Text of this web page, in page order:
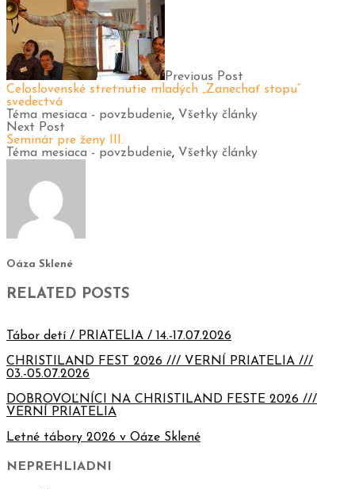
Previous Post
Celoslovenské stretnutie mladých „Zanechať stopu“
svedectvá
Téma mesiaca - povzbudenie, Všetky články
Next Post
Seminár pre ženy III.
Téma mesiaca - povzbudenie, Všetky články
Oáza Sklené
RELATED POSTS
Tábor detí / PRIATELIA / 14.-17.07.2026
CHRISTILAND FEST 2026 /// VERNÍ PRIATELIA ///
03.-05.07.2026
DOBROVOĽNÍCI NA CHRISTILAND FESTE 2026 ///
VERNÍ PRIATELIA
Letné tábory 2026 v Oáze Sklené
NEPREHLIADNI